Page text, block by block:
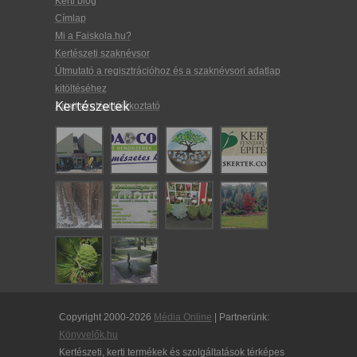
Címlap
Mi a Faiskola.hu?
Kertészeti szaknévsor
Útmutató a regisztrációhoz és a szaknévsori adatlap
kitöltéséhez
Adatkezelési tájékoztató
Kertészetek
Copyright 2000-2026 Média Online | Partnerünk:
Könyvelők.hu
Kertészeti, kerti termékek és szolgáltatások térképes